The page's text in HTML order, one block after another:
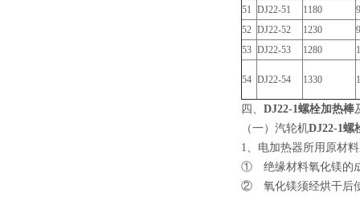
51 DJ22-51 1180
52 DJ22-52 1230
53 DJ22-53 1280
54 DJ22-54 1330
四、 DJ22-1螺栓加热棒
（一）汽轮机DJ22-1螺
1、电加热器所用原材
① 绝缘材料氧化镁的成
② 氧化镁须经烘干后